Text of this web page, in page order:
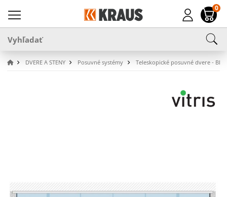
0
DVERE A STENY Posuvné systémy Teleskopické posuvné dvere - BEZ